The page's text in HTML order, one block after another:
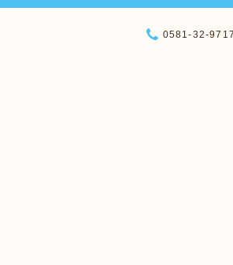
0581-32-9717